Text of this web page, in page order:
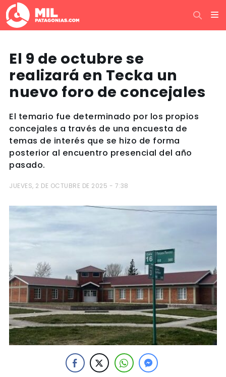
El 9 de octubre se
realizará en Tecka un
nuevo foro de concejales
El temario fue determinado por los propios
concejales a través de una encuesta de
temas de interés que se hizo de forma
posterior al encuentro presencial del año
pasado.
JUEVES, 2 DE OCTUBRE DE 2025 - 7:38